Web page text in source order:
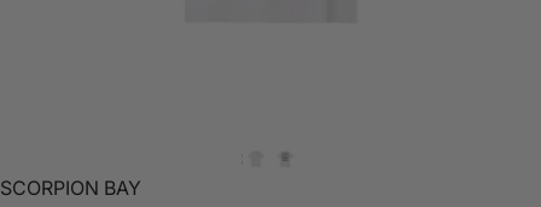
SCORPION BAY